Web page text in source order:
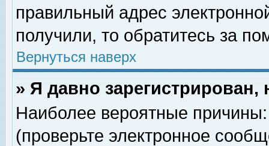
правильный адрес
получили, то обратитесь за
Вернуться наверх
» Я давно
Наиболее вероятные
(проверьте электронное